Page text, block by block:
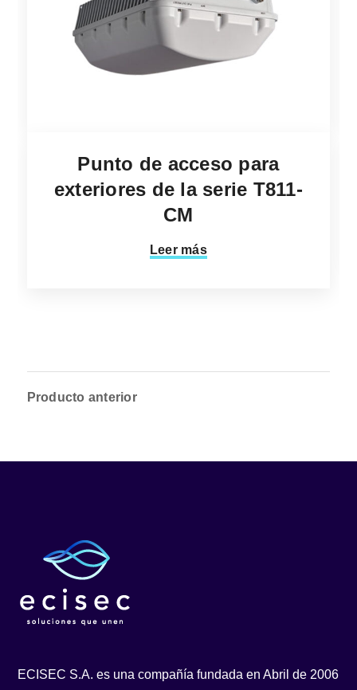
Punto de acceso para
exteriores de la serie T811-
CM
Leer más
Producto anterior
ECISEC S.A. es una compañía fundada en Abril de 2006